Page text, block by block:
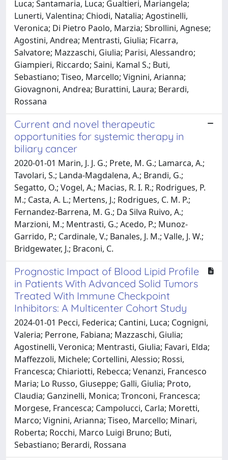
Luca; Santamaria, Luca; Gualtieri, Mariangela;
Lunerti, Valentina; Chiodi, Natalia; Agostinelli,
Veronica; Di Pietro Paolo, Marzia; Sbrollini, Agnese;
Agostini, Andrea; Mentrasti, Giulia; Ficarra,
Salvatore; Mazzaschi, Giulia; Parisi, Alessandro;
Giampieri, Riccardo; Saini, Kamal S.; Buti,
Sebastiano; Tiseo, Marcello; Vignini, Arianna;
Giovagnoni, Andrea; Burattini, Laura; Berardi,
Rossana
Current and novel therapeutic
opportunities for systemic therapy in
biliary cancer
2020-01-01 Marin, J. J. G.; Prete, M. G.; Lamarca, A.;
Tavolari, S.; Landa-Magdalena, A.; Brandi, G.;
Segatto, O.; Vogel, A.; Macias, R. I. R.; Rodrigues, P.
M.; Casta, A. L.; Mertens, J.; Rodrigues, C. M. P.;
Fernandez-Barrena, M. G.; Da Silva Ruivo, A.;
Marzioni, M.; Mentrasti, G.; Acedo, P.; Munoz-
Garrido, P.; Cardinale, V.; Banales, J. M.; Valle, J. W.;
Bridgewater, J.; Braconi, C.
Prognostic Impact of Blood Lipid Profile
in Patients With Advanced Solid Tumors
Treated With Immune Checkpoint
Inhibitors: A Multicenter Cohort Study
2024-01-01 Pecci, Federica; Cantini, Luca; Cognigni,
Valeria; Perrone, Fabiana; Mazzaschi, Giulia;
Agostinelli, Veronica; Mentrasti, Giulia; Favari, Elda;
Maffezzoli, Michele; Cortellini, Alessio; Rossi,
Francesca; Chiariotti, Rebecca; Venanzi, Francesco
Maria; Lo Russo, Giuseppe; Galli, Giulia; Proto,
Claudia; Ganzinelli, Monica; Tronconi, Francesca;
Morgese, Francesca; Campolucci, Carla; Moretti,
Marco; Vignini, Arianna; Tiseo, Marcello; Minari,
Roberta; Rocchi, Marco Luigi Bruno; Buti,
Sebastiano; Berardi, Rossana